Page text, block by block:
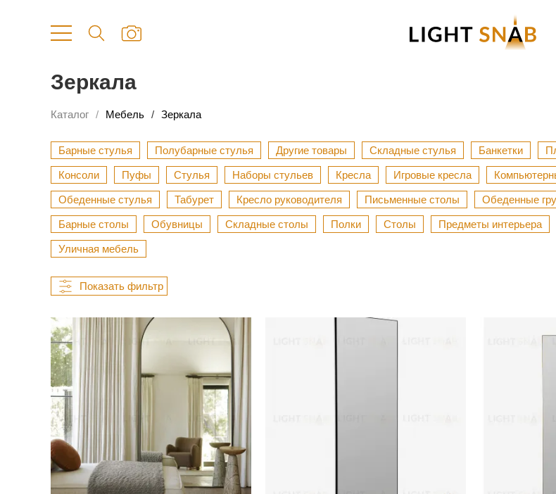
Зеркала
Каталог Мебель Зеркала
Барные стулья Полубарные стулья Другие товары Складные стулья Банкетки
Консоли Пуфы Стулья Наборы стульев Кресла Игровые кресла
Обеденные стулья Табурет Кресло руководителя Письменные столы Обеденные
Барные столы Обувницы Складные столы Полки Столы Предметы интерьера
Уличная мебель